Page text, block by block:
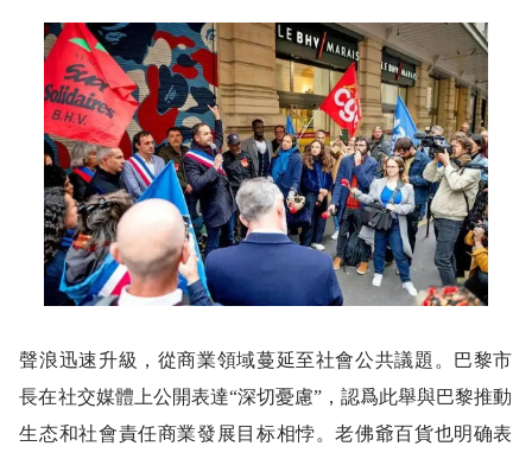
聲浪迅速升級，從商業領域蔓延至社會公共議題。巴黎市
長在社交媒體上公開表達“深切憂慮”，認爲此舉與巴黎推動
生态和社會責任商業發展目标相悖。老佛爺百貨也明确表